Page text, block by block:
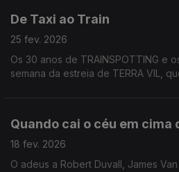
De Taxi ao Train
25 fev. 2026
Os 30 anos de TRAINSPOTTING e
semana da estreia de TERRA VIL,
Quando cai o céu em cima
18 fev. 2026
O adeus a Robert Duvall, James